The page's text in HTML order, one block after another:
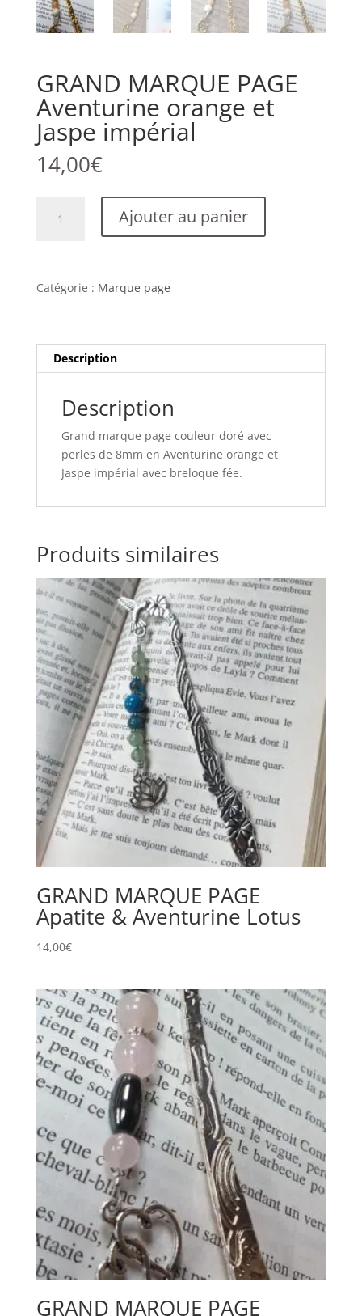
GRAND MARQUE PAGE
Aventurine orange et
Jaspe impérial
14,00€
Aventurine
Jaspe
impérial
Ajouter au panier
Catégorie : Marque page
Description
Description
Grand marque page couleur doré avec
perles de 8mm en Aventurine orange et
Jaspe impérial avec breloque fée.
Produits similaires
GRAND MARQUE PAGE
Apatite & Aventurine Lotus
14,00€
GRAND MARQUE PAGE